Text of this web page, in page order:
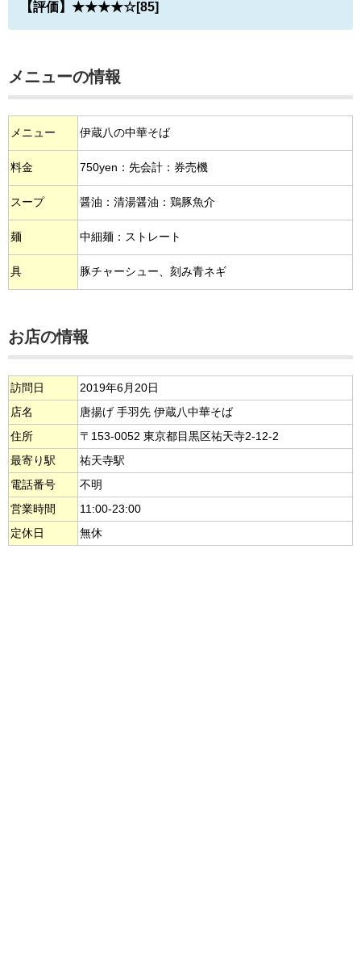
【評価】★★★★☆[85]
メニューの情報
メニュー 伊蔵八の中華そば
料金 750yen：先会計：券売機
スープ 醤油：清湯醤油：鶏豚魚介
麺 中細麺：ストレート
具 豚チャーシュー、刻み青ネギ
お店の情報
訪問日
2019年6月20日
店名
唐揚げ 手羽先 伊蔵八中華そば
住所
〒153-0052 東京都目黒区祐天寺2-12-2
最寄り駅
祐天寺駅
電話番号
不明
営業時間
11:00-23:00
定休日
無休